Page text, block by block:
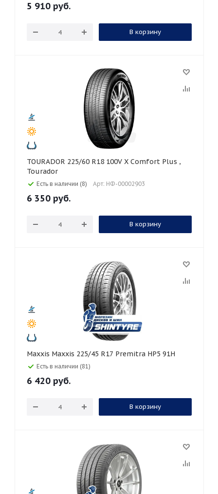
5 910 руб.
В корзину
TOURADOR 225/60 R18 100V X Comfort Plus ,
Tourador
Есть в наличии (8) Арт: НФ-00002903
6 350 руб.
В корзину
Maxxis Maxxis 225/45 R17 Premitra HP5 91H
Есть в наличии (81)
6 420 руб.
В корзину